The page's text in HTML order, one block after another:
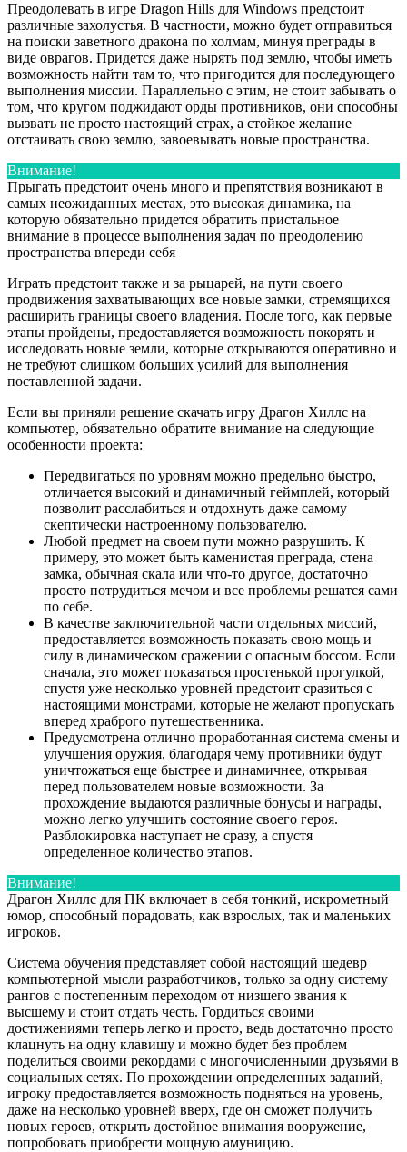
Преодолевать в игре Dragon Hills для Windows предстоит
различные захолустья. В частности, можно будет отправиться
на поиски заветного дракона по холмам, минуя преграды в
виде оврагов. Придется даже нырять под землю, чтобы иметь
возможность найти там то, что пригодится для последующего
выполнения миссии. Параллельно с этим, не стоит забывать о
том, что кругом поджидают орды противников, они способны
вызвать не просто настоящий страх, а стойкое желание
отстаивать свою землю, завоевывать новые пространства.
Внимание!
Прыгать предстоит очень много и препятствия возникают в
самых неожиданных местах, это высокая динамика, на
которую обязательно придется обратить пристальное
внимание в процессе выполнения задач по преодолению
пространства впереди себя
Играть предстоит также и за рыцарей, на пути своего
продвижения захватывающих все новые замки, стремящихся
расширить границы своего владения. После того, как первые
этапы пройдены, предоставляется возможность покорять и
исследовать новые земли, которые открываются оперативно и
не требуют слишком больших усилий для выполнения
поставленной задачи.
Если вы приняли решение скачать игру Драгон Хиллс на
компьютер, обязательно обратите внимание на следующие
особенности проекта:
Передвигаться по уровням можно предельно быстро,
отличается высокий и динамичный геймплей, который
позволит расслабиться и отдохнуть даже самому
скептически настроенному пользователю.
Любой предмет на своем пути можно разрушить. К
примеру, это может быть каменистая преграда, стена
замка, обычная скала или что-то другое, достаточно
просто потрудиться мечом и все проблемы решатся сами
по себе.
В качестве заключительной части отдельных миссий,
предоставляется возможность показать свою мощь и
силу в динамическом сражении с опасным боссом. Если
сначала, это может показаться простенькой прогулкой,
спустя уже несколько уровней предстоит сразиться с
настоящими монстрами, которые не желают пропускать
вперед храброго путешественника.
Предусмотрена отлично проработанная система смены и
улучшения оружия, благодаря чему противники будут
уничтожаться еще быстрее и динамичнее, открывая
перед пользователем новые возможности. За
прохождение выдаются различные бонусы и награды,
можно легко улучшить состояние своего героя.
Разблокировка наступает не сразу, а спустя
определенное количество этапов.
Внимание!
Драгон Хиллс для ПК включает в себя тонкий, искрометный
юмор, способный порадовать, как взрослых, так и маленьких
игроков.
Система обучения представляет собой настоящий шедевр
компьютерной мысли разработчиков, только за одну систему
рангов с постепенным переходом от низшего звания к
высшему и стоит отдать честь. Гордиться своими
достижениями теперь легко и просто, ведь достаточно просто
клацнуть на одну клавишу и можно будет без проблем
поделиться своими рекордами с многочисленными друзьями в
социальных сетях. По прохождении определенных заданий,
игроку предоставляется возможность подняться на уровень,
даже на несколько уровней вверх, где он сможет получить
новых героев, открыть достойное внимания вооружение,
попробовать приобрести мощную амуницию.